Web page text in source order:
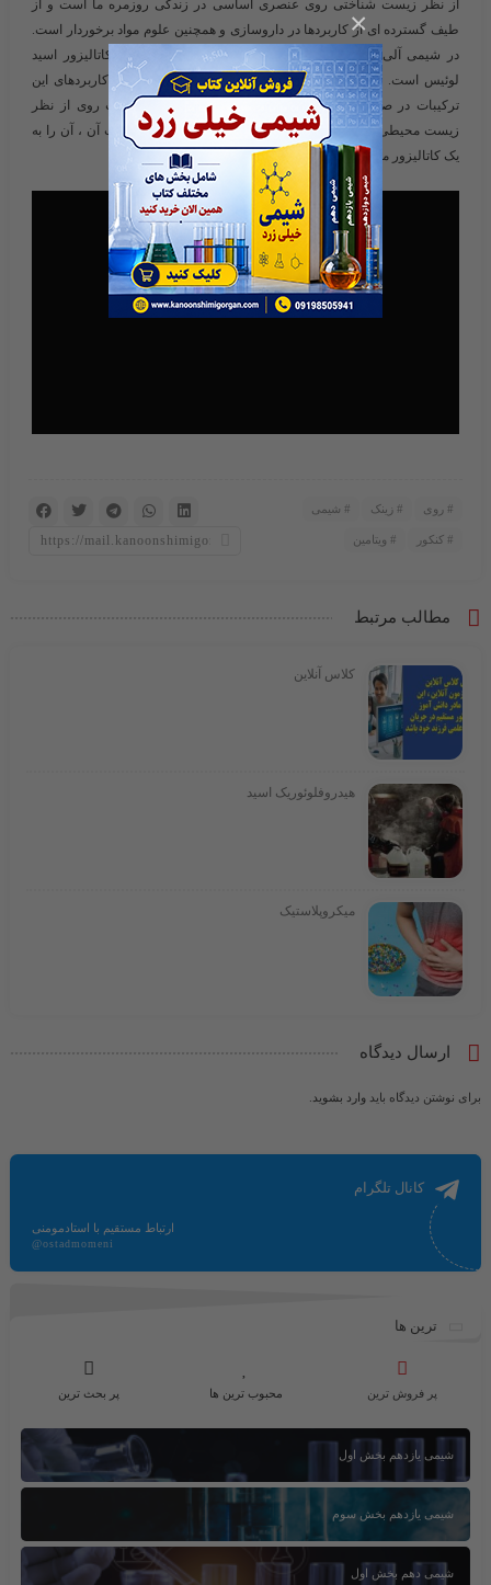
×
از نظر زیست شناختی روی عنصری اساسی در زندگی روزمره ما است و از
طیف گسترده ای از کاربردها در داروسازی و همچنین علوم مواد برخوردار است.
در شیمی آلی مصنوعی ، نقش اصلی نمک روی به عنوان یک کاتالیزور اسید
لوئیس است. اهمیت سنتز هتروسیکل ها توسط تعداد زیادی از کاربردهای این
ترکیبات در صنایع شیمیایی و دارویی گواهی شده است. ماهیت روی از نظر
زیست محیطی ، فراوانی آن و ویژگی اسید لوئیس بیشتر ترکیبات آن ، آن را به
یک کاتالیزور مناسب برای سنتز هتروسیکل تبدیل کرده است.
روی زینک شیمی
کنکور ویتامین
مطالب مرتبط
کلاس آنلاین
هیدروفلوئوریک اسید
میکروپلاستیک
ارسال دیدگاه
برای نوشتن دیدگاه باید وارد بشوید
کانال تلگرام
ارتباط مستقیم با استادمومنی
@ostadmomeni
ترین ها
پر فروش ترین محبوب ترین ها پر بحث ترین
شیمی یازدهم بخش اول
شیمی یازدهم بخش سوم
شیمی دهم بخش اول